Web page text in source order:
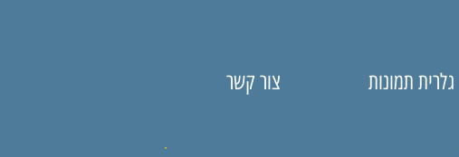
גלרית תמונות צור קשר